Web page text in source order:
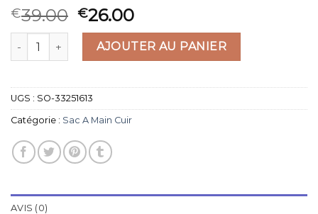
€39.00 €26.00
quantité de sac a main cuirAJOUTER AU PANIER
UGS : SO-33251613
Catégorie : Sac A Main Cuir
AVIS (0)